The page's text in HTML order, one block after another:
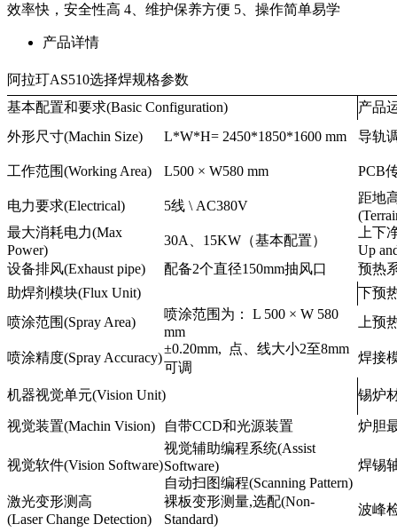
效率快，安全性高 4、维护保养方便 5、操作简单易学
产品详情
阿拉玎AS510选择焊规格参数
基本配置和要求(Basic Configuration)
产品
外形尺寸(Machin Size)
L*W*H= 2450*1850*1600 mm 导轨
工作范围(Working Area) L500 × W580 mm PCB
电力要求(Electrical) 5线 \ AC380V
距地
最大消耗电力(Max
Power)
30A、15KW（基本配置）
上下
Up
设备排风(Exhaust pipe)
配备2个直径150mm抽风口
预热
助焊剂模块(Flux Unit)
下预
喷涂范围(Spray Area)
喷涂范围为： L 500 × W 580
mm
上预
喷涂精度(Spray Accuracy)
±0.20mm, 点、线大小2至8mm
可调
焊接
机器视觉单元(Vision Unit) 锡炉
视觉装置(Machin Vision) 自带CCD和光源装置 炉胆
视觉软件(Vision Software)
视觉辅助编程系统(Assist
Software)
自动扫图编程(Scanning Pattern)
焊锡
激光变形测高
(Laser Change Detection)
裸板变形测量,选配(Non-
Standard)
波峰